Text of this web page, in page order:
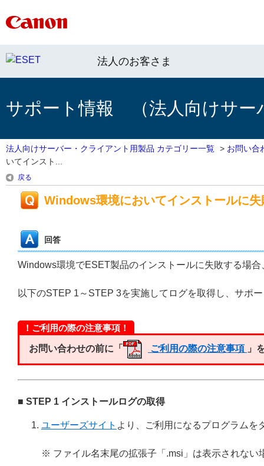
法人のお客さま
サポート情報 （法人向けサー
法人向けサーバー・クライアント用製品 カテゴリー一覧 > お問い合
いてインスト...
戻る
Windows環境においてインストールに失
回答
Windows環境でESET製品のインストールに失敗する場
以下のSTEP 1～STEP 3を実施してログを取得し、サポ
！ご利用の際の注意事項！
お問い合わせの前に「 ご利用の際の注意事項 」
■ STEP 1 インストールログの取得
ユーザーズサイト より、ご利用になるプログラムを
※ ファイル名末尾の拡張子「.msi」は表示されない